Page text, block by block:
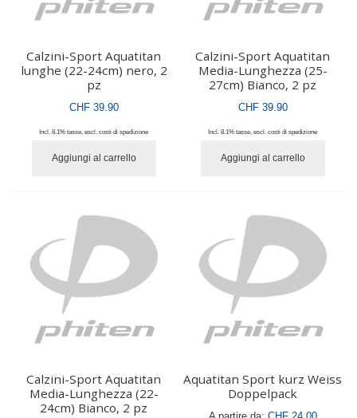
Calzini-Sport Aquatitan
lunghe (22-24cm) nero, 2
pz
CHF 39.90
Incl. 8.1% tasse,escl.costi di spedizione
Aggiungi al carrello
Calzini-Sport Aquatitan
Media-Lunghezza (25-
27cm) Bianco, 2 pz
CHF 39.90
Incl. 8.1% tasse,escl.costi di spedizione
Aggiungi al carrello
Calzini-Sport Aquatitan
Media-Lunghezza (22-
24cm) Bianco, 2 pz
Aquatitan Sport kurz Weiss
Doppelpack